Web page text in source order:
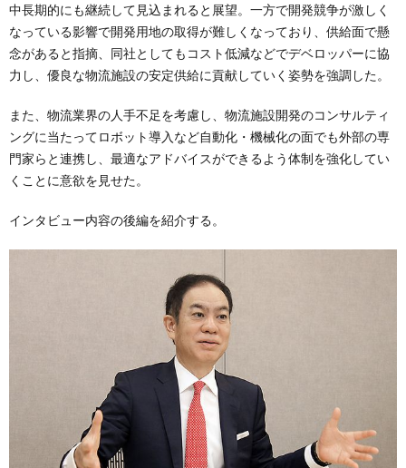
中長期的にも継続して見込まれると展望。一方で開発競争が激しく
なっている影響で開発用地の取得が難しくなっており、供給面で懸
念があると指摘、同社としてもコスト低減などでデベロッパーに協
力し、優良な物流施設の安定供給に貢献していく姿勢を強調した。
また、物流業界の人手不足を考慮し、物流施設開発のコンサルティ
ングに当たってロボット導入など自動化・機械化の面でも外部の専
門家らと連携し、最適なアドバイスができるよう体制を強化してい
くことに意欲を見せた。
インタビュー内容の後編を紹介する。